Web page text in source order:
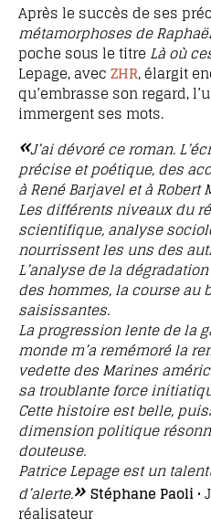
Après le succès de ses
métamorphoses de
poche sous le titre Là où
Lepage, avecZHR, élargit
qu’embrasse son regard,
immergent ses mots.
«J’ai dévoré ce roman.
précise et poétique, des
à René Barjavel et à Robert
Les différents niveaux du
scientifique, analyse
nourrissent les uns des
L’analyse de la
des hommes, la course au
saisissantes.
La progression lente de la
monde m’a remémoré la
vedette des Marines
sa troublante force
Cette histoire est belle,
dimension politique
douteuse.
Patrice Lepage est un
d’alerte.»Stéphane Paoli•
réalisateur